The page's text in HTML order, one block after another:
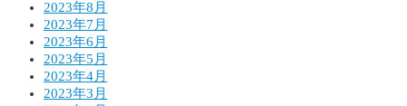
2023年8月
2023年7月
2023年6月
2023年5月
2023年4月
2023年3月